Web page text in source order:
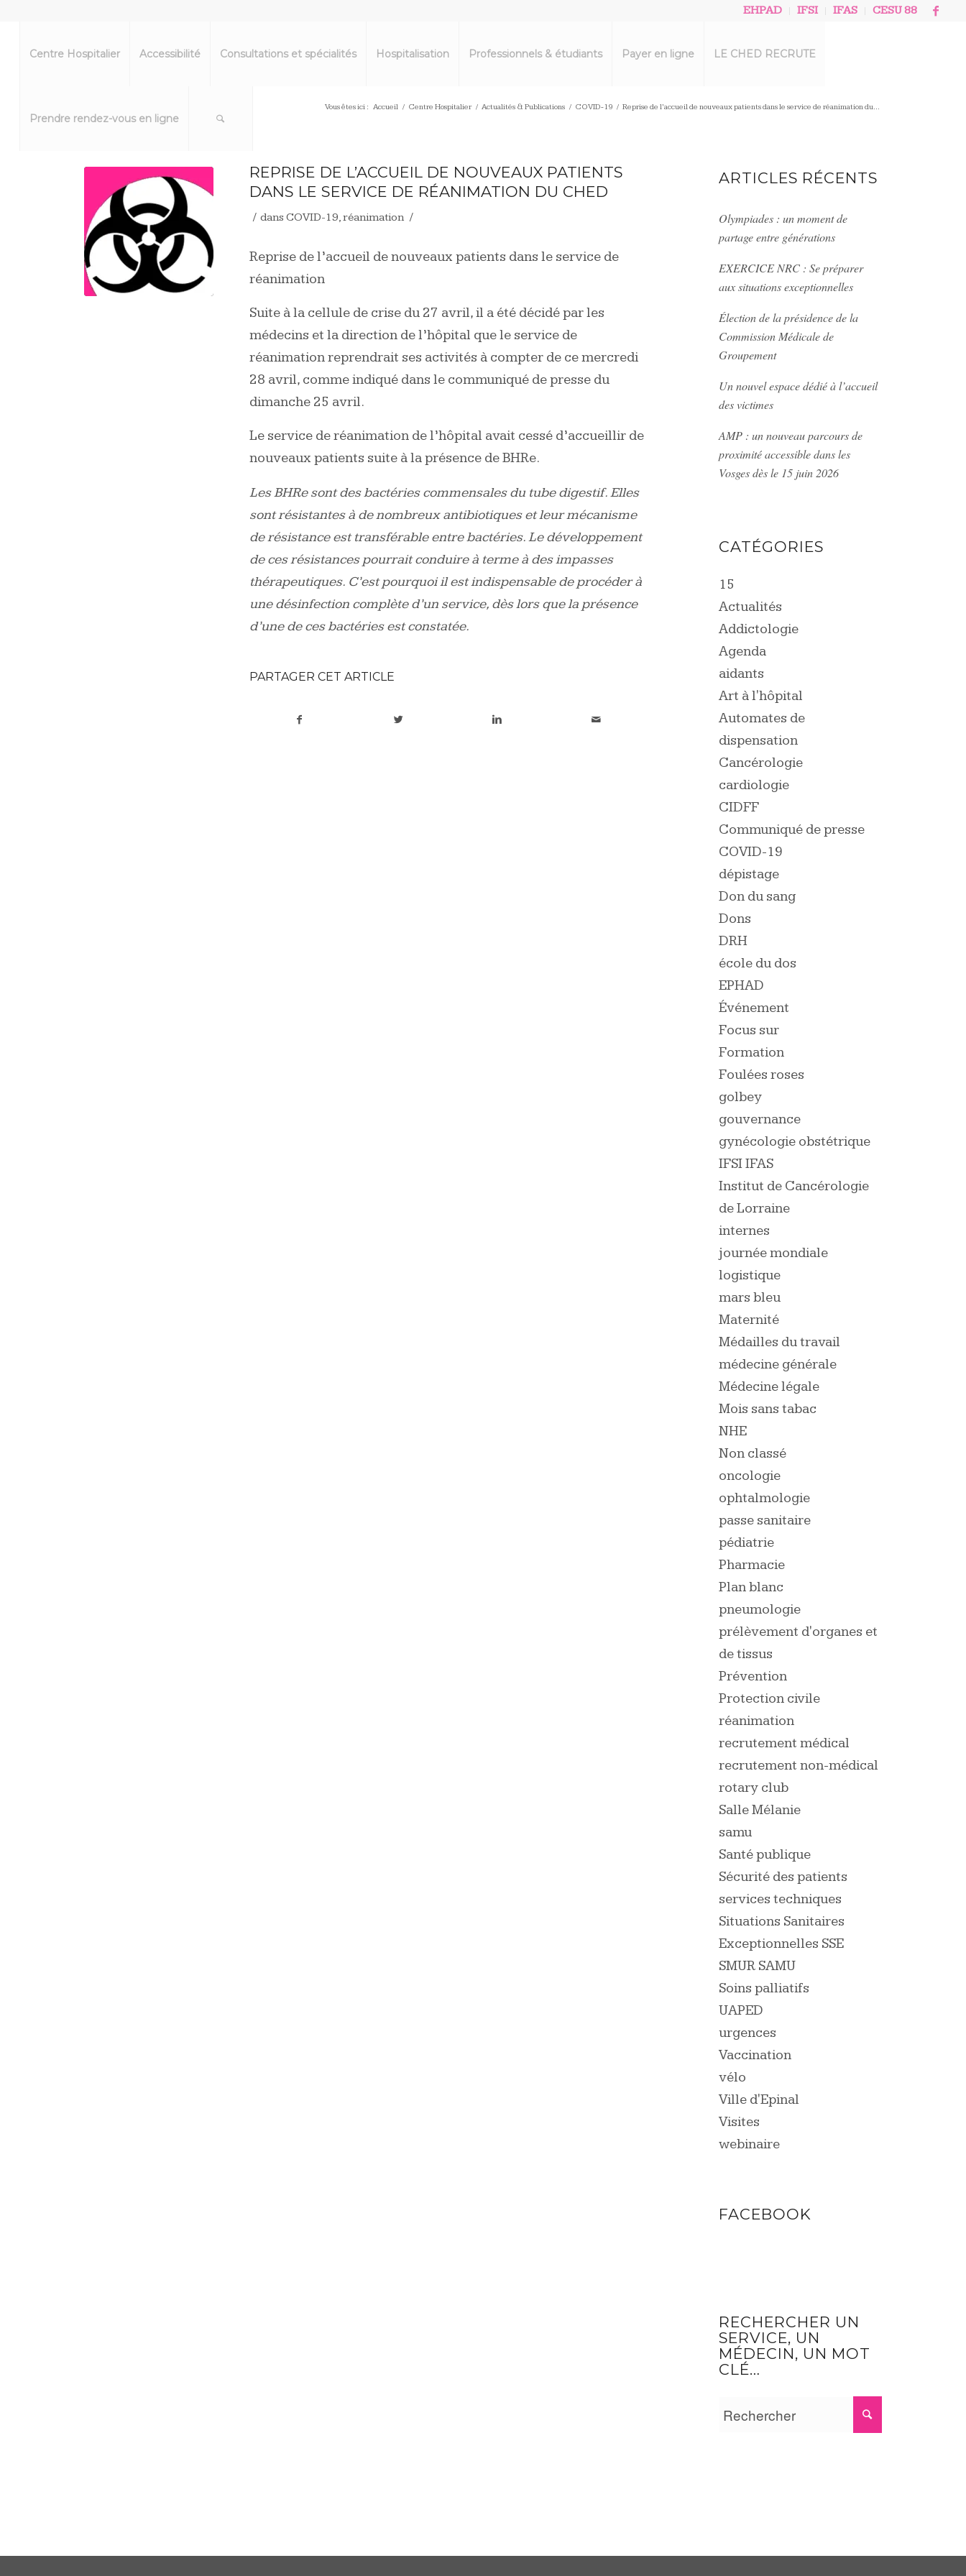
EHPAD IFSI IFAS CESU 88
Centre Hospitalier Accessibilité Consultations et spécialités Hospitalisation Professionnels & étudiants Payer en ligne LE CHED RECRUTE
Prendre rendez-vous en ligne
Vous êtes ici : Accueil / Centre Hospitalier / Actualités & Publications / COVID-19 / Reprise de l’accueil de nouveaux patients dans le service de réanimation du...
REPRISE DE L’ACCUEIL DE NOUVEAUX PATIENTS
DANS LE SERVICE DE RÉANIMATION DU CHED
/ dansCOVID-19,réanimation /
Reprise de l’accueil de nouveaux patients dans le service de
réanimation
Suite à la cellule de crise du 27 avril, il a été décidé par les
médecins et la direction de l’hôpital que le service de
réanimation reprendrait ses activités à compter de ce mercredi
28 avril, comme indiqué dans le communiqué de presse du
dimanche 25 avril.
Le service de réanimation de l’hôpital avait cessé d’accueillir de
nouveaux patients suite à la présence de BHRe.
Les BHRe sont des bactéries commensales du tube digestif. Elles
sont résistantes à de nombreux antibiotiques et leur mécanisme
de résistance est transférable entre bactéries. Le développement
de ces résistances pourrait conduire à terme à des impasses
thérapeutiques. C’est pourquoi il est indispensable de procéder à
une désinfection complète d’un service, dès lors que la présence
d’une de ces bactéries est constatée.
PARTAGER CET ARTICLE
ARTICLES RÉCENTS
Olympiades : un moment de
partage entre générations
EXERCICE NRC : Se préparer
aux situations exceptionnelles
Élection de la présidence de la
Commission Médicale de
Groupement
Un nouvel espace dédié à l’accueil
des victimes
AMP : un nouveau parcours de
proximité accessible dans les
Vosges dès le 15 juin 2026
CATÉGORIES
15
Actualités
Addictologie
Agenda
aidants
Art à l'hôpital
Automates de
dispensation
Cancérologie
cardiologie
CIDFF
Communiqué de presse
COVID-19
dépistage
Don du sang
Dons
DRH
école du dos
EPHAD
Événement
Focus sur
Formation
Foulées roses
golbey
gouvernance
gynécologie obstétrique
IFSI IFAS
Institut de Cancérologie
de Lorraine
internes
journée mondiale
logistique
mars bleu
Maternité
Médailles du travail
médecine générale
Médecine légale
Mois sans tabac
NHE
Non classé
oncologie
ophtalmologie
passe sanitaire
pédiatrie
Pharmacie
Plan blanc
pneumologie
prélèvement d'organes et
de tissus
Prévention
Protection civile
réanimation
recrutement médical
recrutement non-médical
rotary club
Salle Mélanie
samu
Santé publique
Sécurité des patients
services techniques
Situations Sanitaires
Exceptionnelles SSE
SMUR SAMU
Soins palliatifs
UAPED
urgences
Vaccination
vélo
Ville d'Epinal
Visites
webinaire
FACEBOOK
RECHERCHER UN
SERVICE, UN
MÉDECIN, UN MOT
CLÉ…